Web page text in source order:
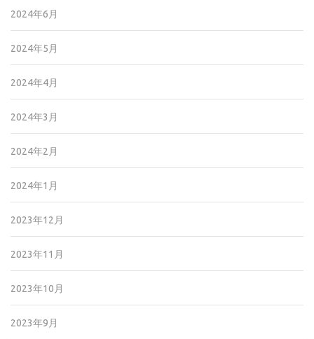
2024年6月
2024年5月
2024年4月
2024年3月
2024年2月
2024年1月
2023年12月
2023年11月
2023年10月
2023年9月